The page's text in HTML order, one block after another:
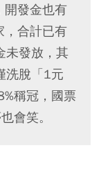
開發金也有
，合計已有
未發放，其
洗脫「1元
稱冠，國票
會笑。